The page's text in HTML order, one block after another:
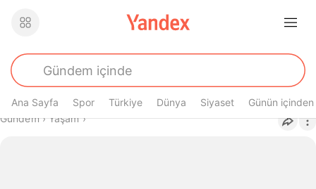
Ana Sayfa Spor Türkiye Dünya Siyaset Günün içinden
Buradasın
Gündem› Yaşam›